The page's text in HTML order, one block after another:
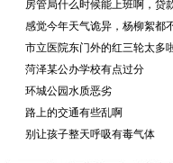
房管局什么时候能上班啊，贷
感觉今年天气诡异，杨柳絮都
市立医院东门外的红三轮太多
菏泽某公办学校有点过分
环城公园水质恶劣
路上的交通有些乱啊
别让孩子整天呼吸有毒气体